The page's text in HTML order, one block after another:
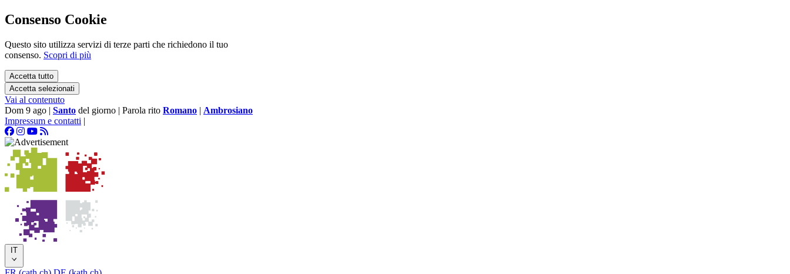
Consenso Cookie
Questo sito utilizza servizi di terze parti che richiedono il tuo
consenso. Scopri di più
Accetta tutto
Accetta selezionati
Vai al contenuto
Dom 9 ago | Santo del giorno | Parola rito Romano | Ambrosiano
Impressum e contatti |
IT